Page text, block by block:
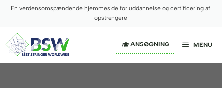
HopEn verdensomspændende hjemmeside for uddannelse og certificering af
opstrengere
MENU
ANSØGNING